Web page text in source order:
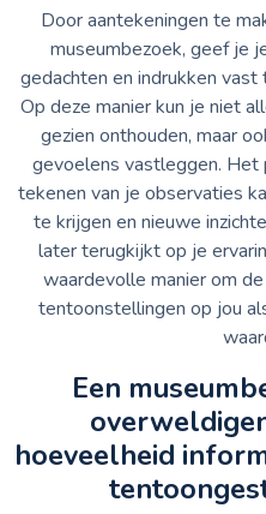
Door aantekeningen te
museumbezoek, geef je
gedachten en indrukken
Op deze manier kun je niet
gezien onthouden, maar
gevoelens vastleggen. Het
tekenen van je observaties
te krijgen en nieuwe
later terugkijkt op je
waardevolle manier om
tentoonstellingen op jou
Een
hoeveelheid